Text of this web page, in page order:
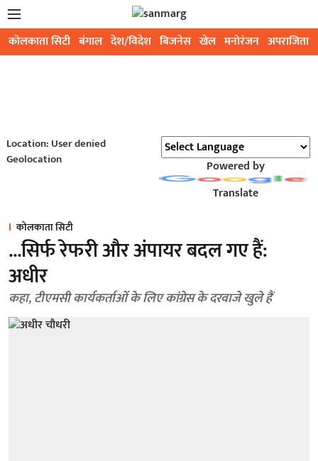
कोलकाता सिटी बंगाल देश/विदेश बिजनेस खेल मनोरंजन अपराजिता
Location: User denied
Geolocation
Powered by
Translate
कोलकाता सिटी
...सिर्फ रेफरी और अंपायर बदल गए हैं:
अधीर
कहा, टीएमसी कार्यकर्ताओं के लिए कांग्रेस के दरवाजे खुले हैं